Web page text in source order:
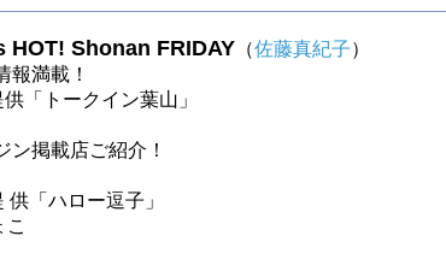
HOT! Shonan FRIDAY （佐藤真紀子）
報満載！
「トークイン葉山」
ン掲載店ご紹介！
「ハロー逗子」